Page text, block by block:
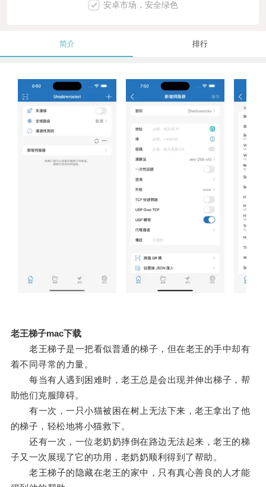
安卓市场，安全绿色
简介 排行
老王梯子mac下载
老王梯子是一把看似普通的梯子，但在老王的手中却有
着不同寻常的力量。
每当有人遇到困难时，老王总是会出现并伸出梯子，帮
助他们克服障碍。
有一次，一只小猫被困在树上无法下来，老王拿出了他
的梯子，轻松地将小猫救下。
还有一次，一位老奶奶摔倒在路边无法起来，老王的梯
子又一次展现了它的功用，老奶奶顺利得到了帮助。
老王梯子的隐藏在老王的家中，只有真心善良的人才能